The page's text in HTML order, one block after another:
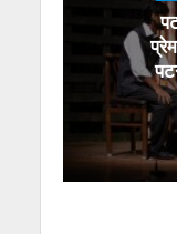
p
o
k